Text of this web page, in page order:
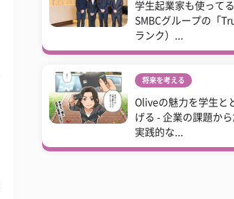
学生起業家も使って
SMBCグループの「
ランク）...
将来を考える
Oliveの魅力を学生と
げる - 企業の課題か
実践的な...